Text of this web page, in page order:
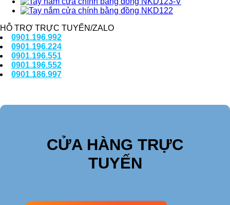
HỖ TRỢ TRỰC TUYẾN/ZALO
0901.196.992
0901.196.224
0901.196.551
0901.196.552
0901.186.997
CỬA HÀNG TRỰC
TUYẾN